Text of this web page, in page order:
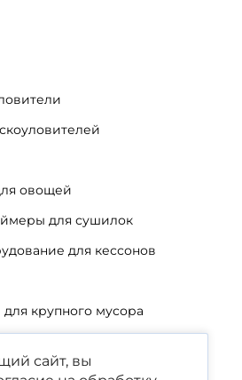
овощей
для сушилок
для кессонов
крупного мусора
сайт, вы